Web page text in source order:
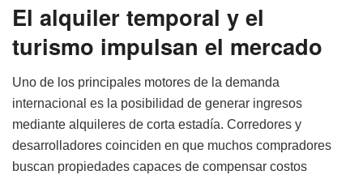
El alquiler temporal y el
turismo impulsan el mercado
Uno de los principales motores de la demanda
internacional es la posibilidad de generar ingresos
mediante alquileres de corta estadía. Corredores y
desarrolladores coinciden en que muchos compradores
buscan propiedades capaces de compensar costos